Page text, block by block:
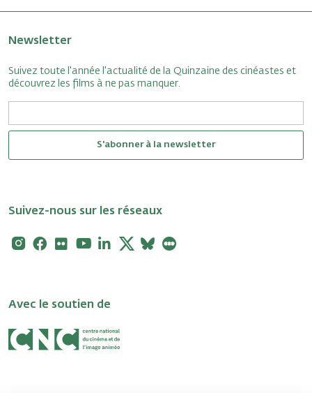
Newsletter
Suivez toute l'année l'actualité de la Quinzaine des cinéastes et
découvrez les films à ne pas manquer.
S'abonner à la newsletter
Suivez-nous sur les réseaux
Instagram
Facebook
FlickrYoutubeLinkedin
X Bluesky
Avec le soutien de